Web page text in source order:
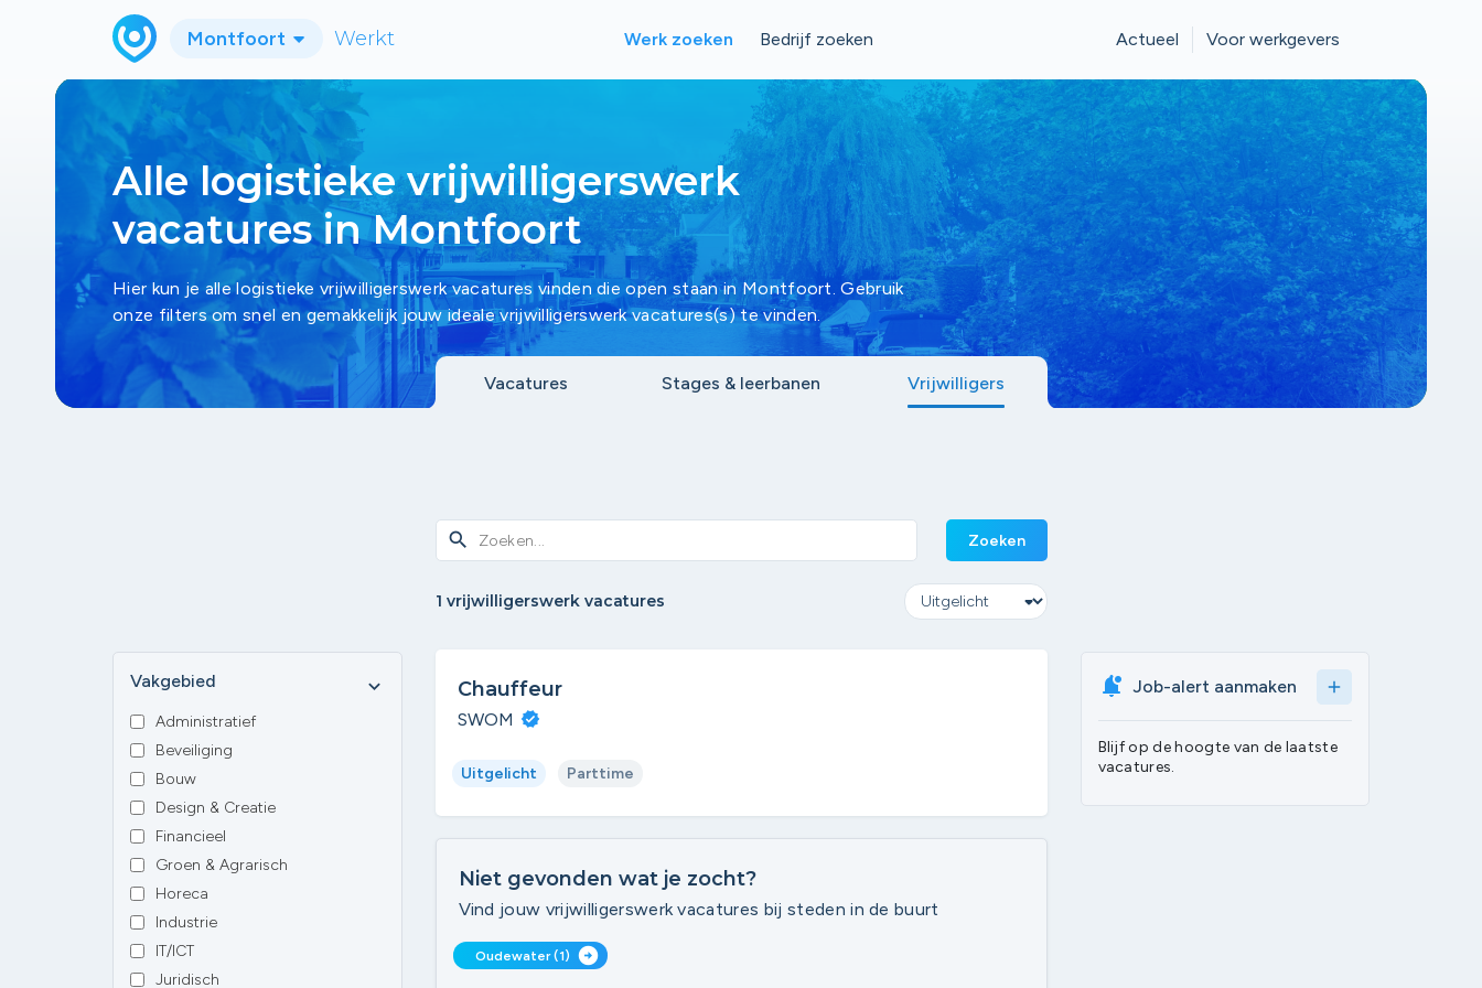
Montfoort Werkt Werk zoeken Bedrijf zoeken Actueel Voor werkgevers
Alle logistieke vrijwilligerswerk
vacatures in Montfoort
Hier kun je alle logistieke vrijwilligerswerk vacatures vinden die open staan in Montfoort. Gebruik
onze filters om snel en gemakkelijk jouw ideale vrijwilligerswerk vacatures(s) te vinden.
Vacatures Stages & leerbanen Vrijwilligers
Vakgebied expand_more
Administratief
Beveiliging
Bouw
Design & Creatie
Financieel
Groen & Agrarisch
Horeca
Industrie
IT/ICT
Juridisch
search Zoeken
1 vrijwilligerswerk vacatures
Chauffeur
SWOM
Uitgelicht Parttime
Niet gevonden wat je zocht?
Vind jouw vrijwilligerswerk vacatures bij steden in de buurt
Oudewater (1) arrow_circle_right
Job-alert aanmaken add
Blijf op de hoogte van de laatste
vacatures.